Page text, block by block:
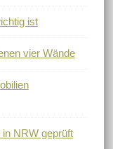
ist
vier Wände
NRW geprüft